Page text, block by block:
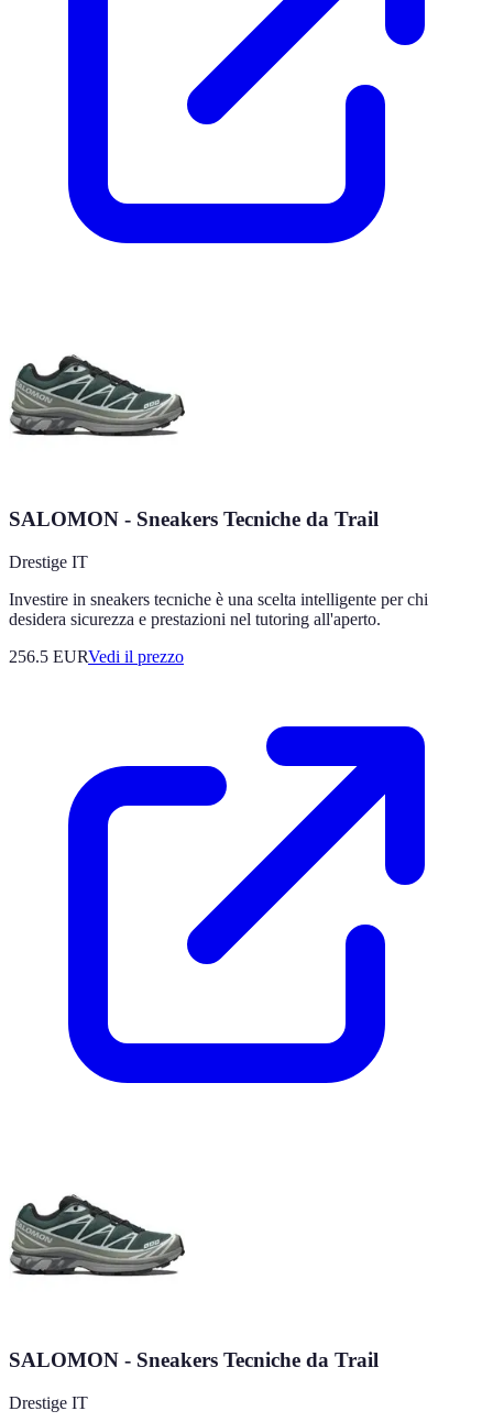
SALOMON - Sneakers Tecniche da Trail
Drestige IT
Investire in sneakers tecniche è una scelta intelligente per chi
desidera sicurezza e prestazioni nel tutoring all'aperto.
256.5 EURVedi il prezzo
SALOMON - Sneakers Tecniche da Trail
Drestige IT